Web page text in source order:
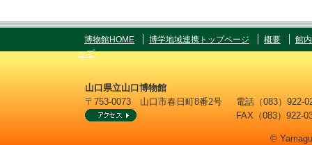
博物館HOME 博学地域連携トップページ 概要
館
ップ
山口県立山口博物館
〒753-0073 山口市春日町8番2号
電話（083）922-
FAX（083）922-
©